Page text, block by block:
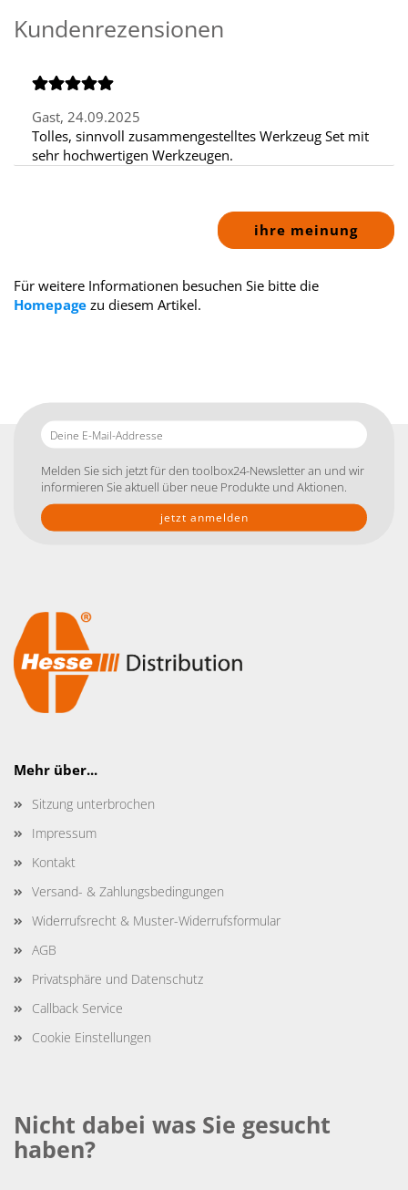
Kundenrezensionen
Gast, 24.09.2025
Tolles, sinnvoll zusammengestelltes Werkzeug Set mit
sehr hochwertigen Werkzeugen.
ihre meinung
Für weitere Informationen besuchen Sie bitte die
Homepage zu diesem Artikel.
Deine
E-
Addresse
Melden Sie sich jetzt für den toolbox24-Newsletter an und wir
informieren Sie aktuell über neue Produkte und Aktionen.
Mehr über...
Sitzung unterbrochen
Impressum
Kontakt
Versand- & Zahlungsbedingungen
Widerrufsrecht & Muster-Widerrufsformular
AGB
Privatsphäre und Datenschutz
Callback Service
Cookie Einstellungen
Nicht dabei was Sie gesucht
haben?